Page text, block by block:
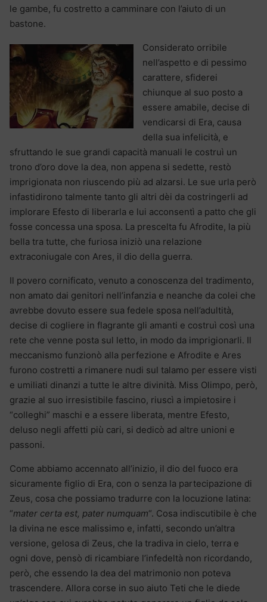
le gambe, fu costretto a camminare con l’aiuto di un
bastone.
Considerato orribile
nell’aspetto e di pessimo
carattere, sfiderei
chiunque al suo posto a
essere amabile, decise di
vendicarsi di Era, causa
della sua infelicità, e
sfruttando le sue grandi capacità manuali le costruì un
trono d’oro dove la dea, non appena si sedette, restò
imprigionata non riuscendo più ad alzarsi. Le sue urla però
infastidirono talmente tanto gli altri dèi da costringerli ad
implorare Efesto di liberarla e lui acconsentì a patto che gli
fosse concessa una sposa. La prescelta fu Afrodite, la più
bella tra tutte, che furiosa iniziò una relazione
extraconiugale con Ares, il dio della guerra.
Il povero cornificato, venuto a conoscenza del tradimento,
non amato dai genitori nell’infanzia e neanche da colei che
avrebbe dovuto essere sua fedele sposa nell’adultità,
decise di cogliere in flagrante gli amanti e costruì così una
rete che venne posta sul letto, in modo da imprigionarli. Il
meccanismo funzionò alla perfezione e Afrodite e Ares
furono costretti a rimanere nudi sul talamo per essere visti
e umiliati dinanzi a tutte le altre divinità. Miss Olimpo, però,
grazie al suo irresistibile fascino, riuscì a impietosire i
“colleghi” maschi e a essere liberata, mentre Efesto,
deluso negli affetti più cari, si dedicò ad altre unioni e
passoni.
Come abbiamo accennato all’inizio, il dio del fuoco era
sicuramente figlio di Era, con o senza la partecipazione di
Zeus, cosa che possiamo tradurre con la locuzione latina:
“mater certa est, pater numquam“. Cosa indiscutibile è che
la divina ne esce malissimo e, infatti, secondo un’altra
versione, gelosa di Zeus, che la tradiva in cielo, terra e
ogni dove, pensò di ricambiare l’infedeltà non ricordando,
però, che essendo la dea del matrimonio non poteva
trascendere. Allora corse in suo aiuto Teti che le diede